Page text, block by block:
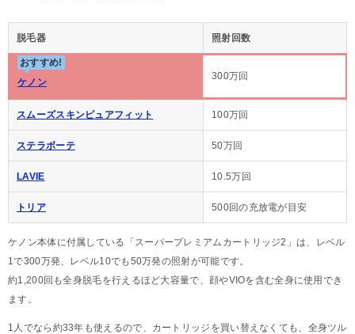
脱毛器 照射回数
おすすめ!
ケノン
300万回
スムーズスキンピュアフィット 100万回
ステラボーテ 50万回
LAVIE 10.5万回
トリア 500回の充放電が目安
ケノン本体に付属している「スーパープレミアムカートリッジ2」は、レベル
1で300万発、レベル10でも50万発の照射が可能です。
約1,200回も全身脱毛を行えるほど大容量で、顔やVIOを含む全身に使用でき
ます。
1人でなら約33年も使えるので、カートリッジを買い替えなくても、全身ツル